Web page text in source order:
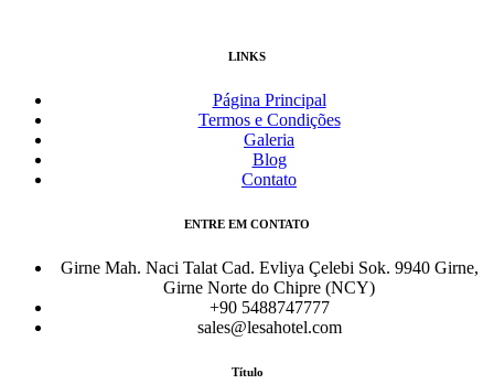
LINKS
Página Principal
Termos e Condições
Galeria
Blog
Contato
ENTRE EM CONTATO
Girne Mah. Naci Talat Cad. Evliya Çelebi Sok. 9940 Girne,
Girne Norte do Chipre (NCY)
+90 5488747777
sales@lesahotel.com
Título